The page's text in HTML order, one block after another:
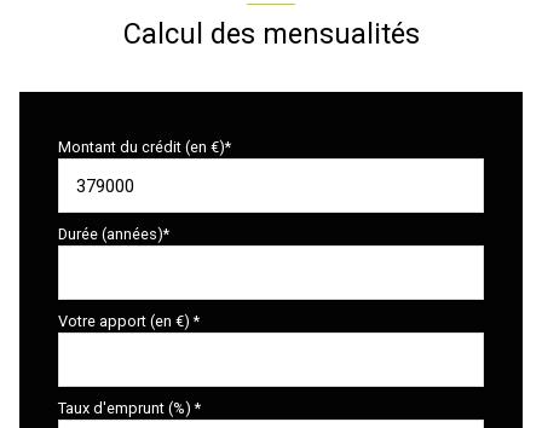
Calcul des mensualités
Montant du crédit (en €)*
Durée (années)*
Votre apport (en €) *
Taux d'emprunt (%) *